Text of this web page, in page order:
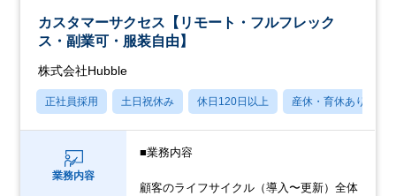
カスタマーサクセス【リモート・フルフレック
ス・副業可・服装自由】
株式会社Hubble
正社員採用 土日祝休み 休日120日以上 産休・育休あり
業務内容
■業務内容
顧客のライフサイクル（導入〜更新）全体